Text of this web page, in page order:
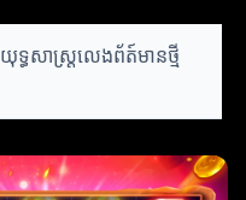
យុទ្ធសាស្ត្រលេងព័ត៍មានថ្មី